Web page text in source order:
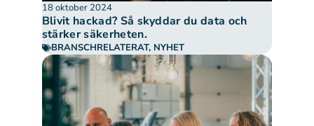
18 oktober 2024
Blivit hackad? Så skyddar du data och
stärker säkerheten.
BRANSCHRELATERAT, NYHET